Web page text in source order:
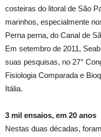
costeiras do litoral de São
marinhos, especialmente
Perna perna, do Canal de
Em setembro de 2011,
suas pesquisas, no 27°
Fisiologia Comparada e
Itália.
3 mil ensaios, em 20 anos
Nestas duas décadas,